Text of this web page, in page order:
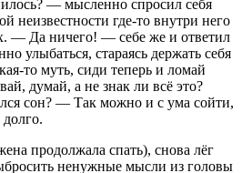
— мысленно спросил себя
неизвестности где-то внутри него
— Да ничего! — себе же и ответил
улыбаться, стараясь держать себя
то муть, сиди теперь и ломай
думай, а не знак ли всё это?
сон? — Так можно и с ума сойти,
продолжала спать), снова лёг
ненужные мысли из головы